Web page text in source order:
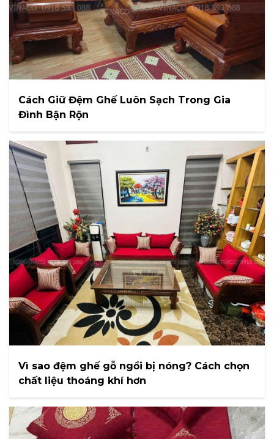
Cách Giữ Đệm Ghế Luôn Sạch Trong Gia
Đình Bận Rộn
Vì sao đệm ghế gỗ ngồi bị nóng? Cách chọn
chất liệu thoáng khí hơn